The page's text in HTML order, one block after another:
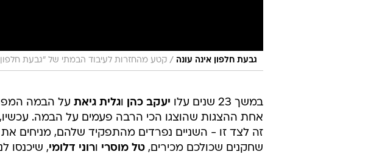
גבעת חלפון אינה עונה / קטע מהחזרות לעיבוד הבמתי של "גבעת חלפון
במשך 23 שנים עלו יעקב כהן וגלית גיאת על הבמה
זה לצד זו - השניים נפרדים מהתפקיד שלהם, מניחים
שחקנים שכולכם מכירים, טל מוסרי ורוני דלומי, שיכנסו